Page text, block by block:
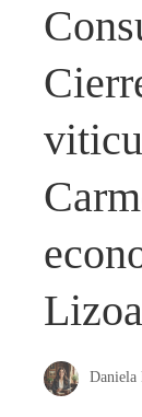
Daniela